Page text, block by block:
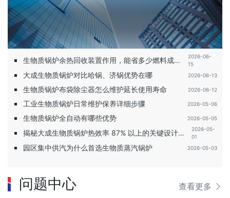
生物质锅炉余热回收装置作用，能省多少燃料成
本？
2026-06-
15
大成生物质锅炉对比哈锅、济锅优势在哪 2026-06-13
生物质锅炉布袋除尘器怎么维护延长使用寿命 2026-06-12
工业生物质锅炉日常维护保养详细步骤 2026-05-06
生物质锅炉全自动有哪些优势 2026-05-05
揭秘大成生物质锅炉热效率 87% 以上的关键设计与
节能原理
2026-05-
01
园区集中供汽为什么首选生物质蒸汽锅炉 2026-05-03
问题中心 查看更多